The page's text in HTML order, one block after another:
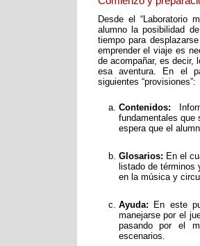
Desde el “Laboratorio
alumno la posibilidad
tiempo para
emprender el viaje es
de acompañar, es decir,
esa aventura. En el
siguientes “provisiones”:
Contenidos:
fundamentales que
espera que el
Glosarios: En el
listado de
en la música y
Ayuda: En este
manejarse por el
pasando por el
escenarios.